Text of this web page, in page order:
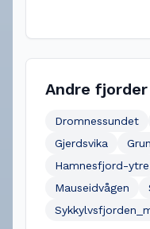
Andre
Dromnessundet
Gjerdsvika
Hamnesfjord-ytre
Mauseidvågen